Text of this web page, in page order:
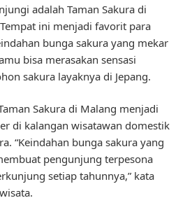
adalah Taman Sakura di
ini menjadi favorit para
bunga sakura yang mekar
bisa merasakan sensasi
sakura layaknya di Jepang.
Sakura di Malang menjadi
di kalangan wisatawan domestik
“Keindahan bunga sakura yang
pengunjung terpesona
setiap tahunnya,” kata